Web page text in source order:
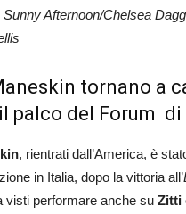
Afternoon/Chelsea
tornano a
palco del Forum di
, rientrati dall’America, è
in Italia, dopo la vittoria all’
visti performare anche su Zitti